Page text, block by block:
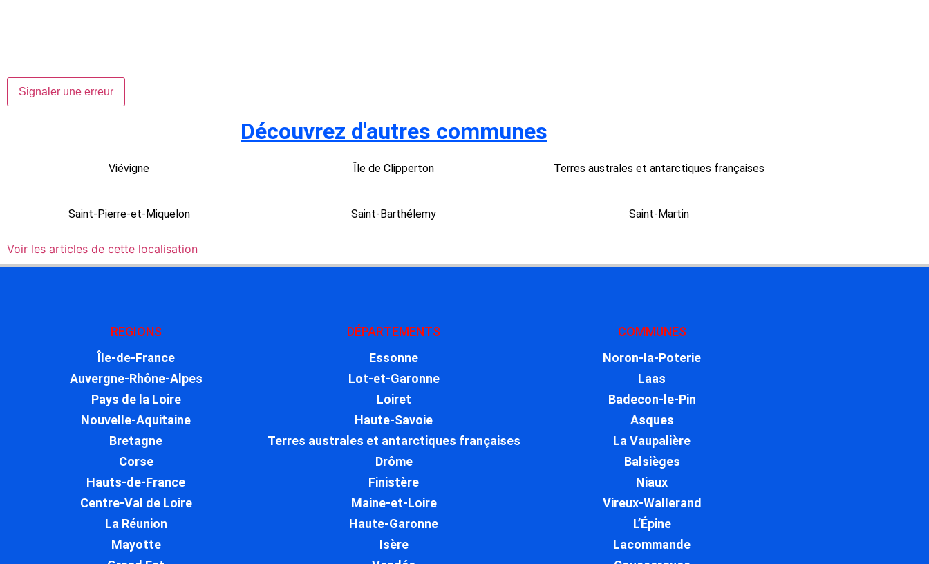
Signaler une erreur
Découvrez d'autres communes
Viévigne Île de Clipperton Terres australes et antarctiques françaises
Saint-Pierre-et-Miquelon Saint-Barthélemy Saint-Martin
Voir les articles de cette localisation
REGIONS
Île-de-France
Auvergne-Rhône-Alpes
Pays de la Loire
Nouvelle-Aquitaine
Bretagne
Corse
Hauts-de-France
Centre-Val de Loire
La Réunion
Mayotte
DÉPARTEMENTS
Essonne
Lot-et-Garonne
Loiret
Haute-Savoie
Terres australes et antarctiques françaises
Drôme
Finistère
Maine-et-Loire
Haute-Garonne
Isère
COMMUNES
Noron-la-Poterie
Laas
Badecon-le-Pin
Asques
La Vaupalière
Balsièges
Niaux
Vireux-Wallerand
L’Épine
Lacommande